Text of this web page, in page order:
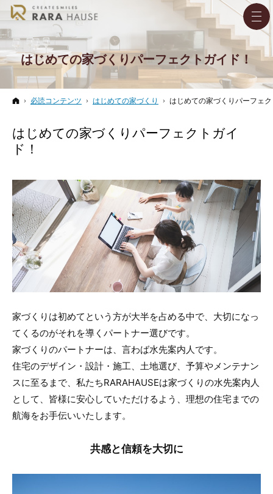
はじめての家づくりパーフェクトガイド！
ホーム
必読コンテンツ はじめての家づくり はじめての家づくりパーフェ
はじめての家づくりパーフェクトガイ
ド！
家づくりは初めてという方が大半を占める中で、大切になっ
てくるのがそれを導くパートナー選びです。
家づくりのパートナーは、言わば水先案内人です。
住宅のデザイン・設計・施工、土地選び、予算やメンテナン
スに至るまで、私たちRARAHAUSEは家づくりの水先案内人
として、皆様に安心していただけるよう、理想の住宅までの
航海をお手伝いいたします。
共感と信頼を大切に